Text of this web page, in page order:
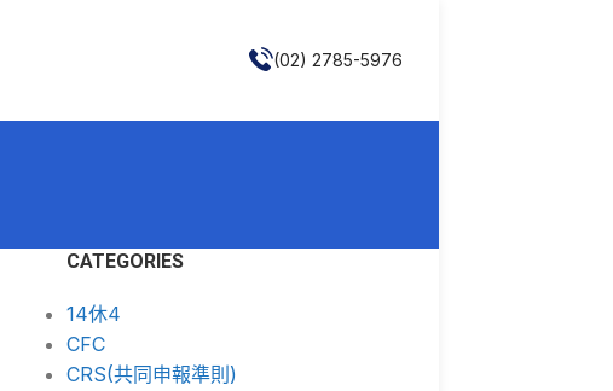
(02) 2785-5976
CATEGORIES
14休4
CFC
CRS(共同申報準則)